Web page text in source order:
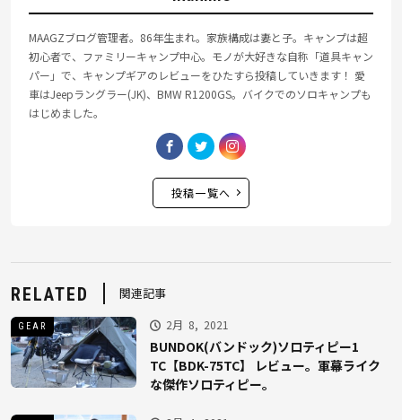
MAAGZブログ管理者。86年生まれ。家族構成は妻と子。キャンプは超
初心者で、ファミリーキャンプ中心。モノが大好きな自称「道具キャン
パー」で、キャンプギアのレビューをひたすら投稿していきます！ 愛
車はJeepラングラー(JK)、BMW R1200GS。バイクでのソロキャンプも
はじめました。
投稿一覧へ
RELATED 関連記事
GEAR 2月 8, 2021
BUNDOK(バンドック)ソロティピー1
TC【BDK-75TC】 レビュー。軍幕ライク
な傑作ソロティピー。